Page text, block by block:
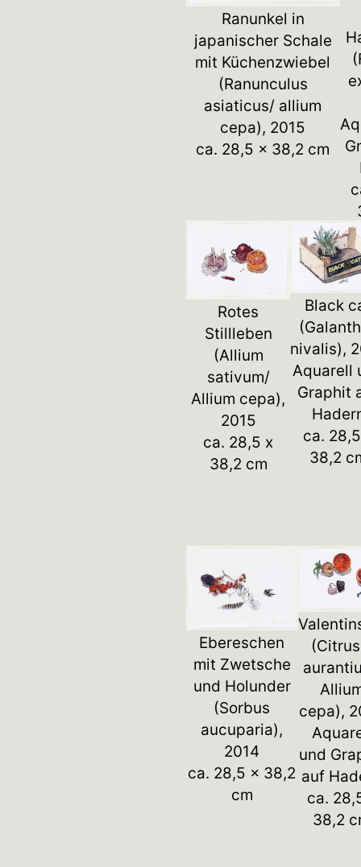
Ranunkel in
japanischer Schale
mit Küchenzwiebel
(Ranunculus
asiaticus/ allium
cepa), 2015
ca. 28,5 x 38,2 cm
Rotes
Stillleben
(Allium
sativum/
Allium cepa),
2015
ca. 28,5 x
38,2 cm
Black
nivalis),
Aquarell
Graphit
ca.
38,2
Ebereschen
mit Zwetsche
und Holunder
(Sorbus
aucuparia),
2014
ca. 28,5 x 38,2
cm
cepa),
und
auf
ca.
38,2